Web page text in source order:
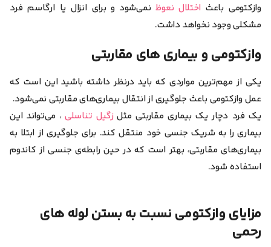
وازکتومی باعث اختلال نعوظنمی‌شود و برای انزال یا ارگاسم فرد
مشکلی وجود نخواهد داشت.
وازکتومی و بیماری های مقاربتی
یکی از مهم‌ترین مواردی که باید درنظر داشته باشید این است که
عمل وازکتومی باعث جلوگیری از انتقال بیماری‌های مقاربتی نمی‌‌شود.
یک فرد دچار یک بیماری مقاربتی مثلزگیل تناسلی ، می‌تواند این
بیماری را به شریک جنسی خود منتقل کند. برای جلوگیری از ابتلا به
بیماری‌های مقاربتی، بهتر است که در حین رابطه‌ی جنسی از کاندوم
استفاده شود.
مزایای وازکتومی نسبت به بستن لوله‌ های
رحمی